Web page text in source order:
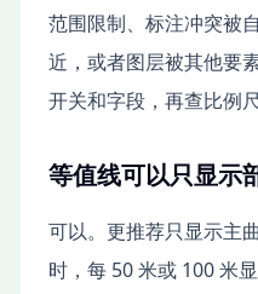
范围限制、标注冲突被
近，或者图层被其他要
开关和字段，再查比例
等值线可以只显示
可以。更推荐只显示主
时，每 50 米或 100 米